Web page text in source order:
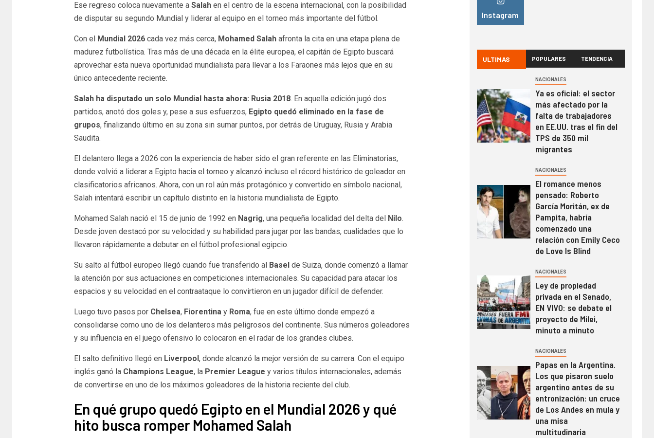
Ese regreso coloca nuevamente a Salah en el centro de la escena internacional, con la posibilidad
de disputar su segundo Mundial y liderar al equipo en el torneo más importante del fútbol.
Con el Mundial 2026cada vez más cerca, Mohamed Salahafronta la cita en una etapa plena de
madurez futbolística. Tras más de una década en la élite europea, el capitán de Egipto buscará
aprovechar esta nueva oportunidad mundialista para llevar a los Faraones más lejos que en su
único antecedente reciente.
Salah ha disputado un solo Mundial hasta ahora: Rusia 2018. En aquella edición jugó dos
partidos, anotó dos goles y, pese a sus esfuerzos, Egipto quedó eliminado en la fase de
grupos, finalizando último en su zona sin sumar puntos, por detrás de Uruguay, Rusia y Arabia
Saudita.
El delantero llega a 2026 con la experiencia de haber sido el gran referente en las Eliminatorias,
donde volvió a liderar a Egipto hacia el torneo y alcanzó incluso el récord histórico de goleador en
clasificatorios africanos. Ahora, con un rol aún más protagónico y convertido en símbolo nacional,
Salah intentará escribir un capítulo distinto en la historia mundialista de Egipto.
Mohamed Salah nació el 15 de junio de 1992 en Nagrig, una pequeña localidad del delta del Nilo.
Desde joven destacó por su velocidad y su habilidad para jugar por las bandas, cualidades que lo
llevaron rápidamente a debutar en el fútbol profesional egipcio.
Su salto al fútbol europeo llegó cuando fue transferido al Basel de Suiza, donde comenzó a llamar
la atención por sus actuaciones en competiciones internacionales. Su capacidad para atacar los
espacios y su velocidad en el contraataque lo convirtieron en un jugador difícil de defender.
Luego tuvo pasos por Chelsea, Fiorentina y Roma, fue en este último donde empezó a
consolidarse como uno de los delanteros más peligrosos del continente. Sus números goleadores
y su influencia en el juego ofensivo lo colocaron en el radar de los grandes clubes.
El salto definitivo llegó en Liverpool, donde alcanzó la mejor versión de su carrera. Con el equipo
inglés ganó la Champions League, la Premier League y varios títulos internacionales, además
de convertirse en uno de los máximos goleadores de la historia reciente del club.
En qué grupo quedó Egipto en el Mundial 2026 y qué
hito busca romper Mohamed Salah
Instagram
ULTIMAS POPULARES TENDENCIA
NACIONALES
Ya es oficial: el sector
más afectado por la
falta de trabajadores
en EE.UU. tras el fin del
TPS de 350 mil
migrantes
NACIONALES
El romance menos
pensado: Roberto
García Moritán, ex de
Pampita, habría
comenzado una
relación con Emily Ceco
de Love Is Blind
NACIONALES
Ley de propiedad
privada en el Senado,
EN VIVO: se debate el
proyecto de Milei,
minuto a minuto
NACIONALES
Papas en la Argentina.
Los que pisaron suelo
argentino antes de su
entronización: un cruce
de Los Andes en mula y
una misa
multitudinaria